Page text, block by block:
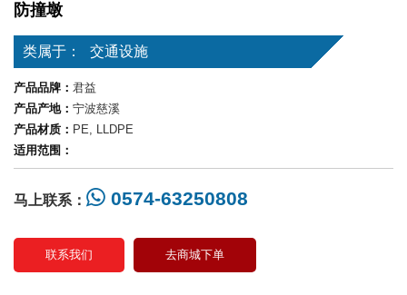
防撞墩
类属于： 交通设施
产品品牌： 君益
产品产地： 宁波慈溪
产品材质： PE, LLDPE
适用范围：
马上联系： 0574-63250808
联系我们 去商城下单